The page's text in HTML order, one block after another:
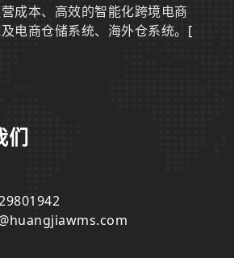
成本、高效的智能化跨境电商
电商仓储系统、海外仓系统。 [